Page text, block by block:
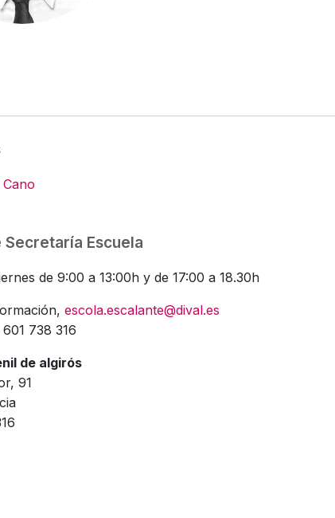
Escuela
de 9:00 a 13:00h y de 17:00 a 18.30h
escola.escalante@dival.es
738 316
de algirós
91